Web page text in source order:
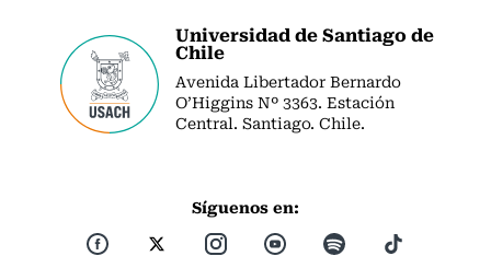
Universidad de Santiago de
Chile
Avenida Libertador Bernardo
O’Higgins Nº 3363. Estación
Central. Santiago. Chile.
Síguenos en: